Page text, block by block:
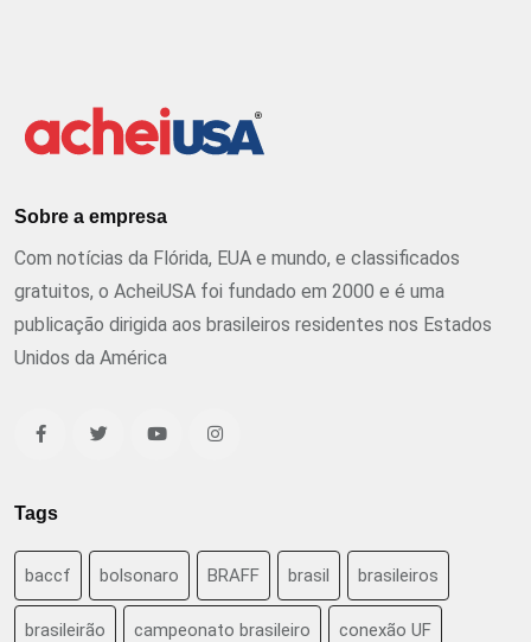
Sobre a empresa
Com notícias da Flórida, EUA e mundo, e classificados
gratuitos, o AcheiUSA foi fundado em 2000 e é uma
publicação dirigida aos brasileiros residentes nos Estados
Unidos da América
Tags
baccf bolsonaro BRAFF brasil brasileiros
brasileirão campeonato brasileiro conexão UF